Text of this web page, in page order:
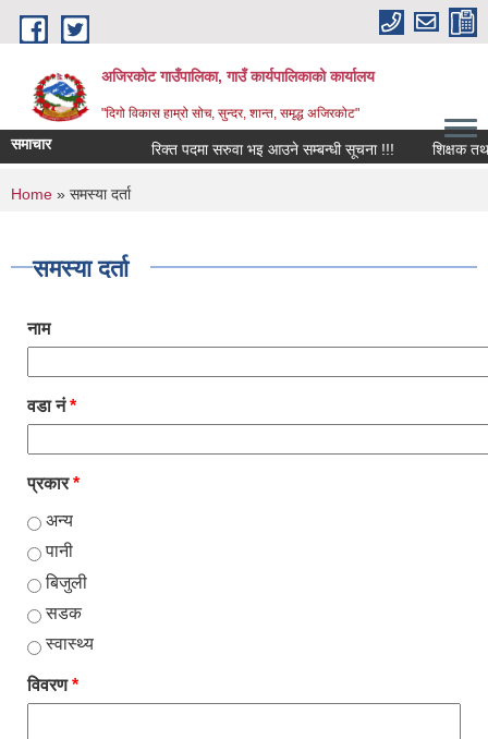
Skip to main content
अजिरकोट गाउँपालिका, गाउँ कार्यपालिकाको कार्यालय
"दिगो विकास हाम्रो सोच, सुन्दर, शान्त, समृद्ध अजिरकोट"
समाचार रिक्त पदमा सरुवा भइ आउने सम्बन्धी सूचना !!! शिक्षक तथा
You are here
Home » समस्या दर्ता
समस्या दर्ता
नाम
वडा नं*
प्रकार*
अन्य
पानी
बिजुली
सडक
स्वास्थ्य
विवरण*